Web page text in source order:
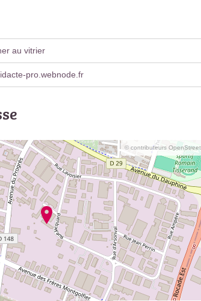
au vitrier
pro.webnode.fr
© contributeurs